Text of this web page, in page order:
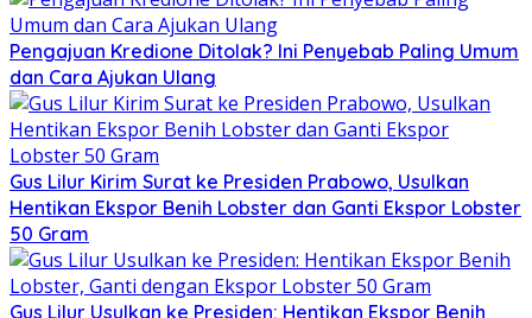
Pengajuan Kredione Ditolak? Ini Penyebab Paling Umum
dan Cara Ajukan Ulang
Gus Lilur Kirim Surat ke Presiden Prabowo, Usulkan
Hentikan Ekspor Benih Lobster dan Ganti Ekspor Lobster
50 Gram
Gus Lilur Usulkan ke Presiden: Hentikan Ekspor Benih